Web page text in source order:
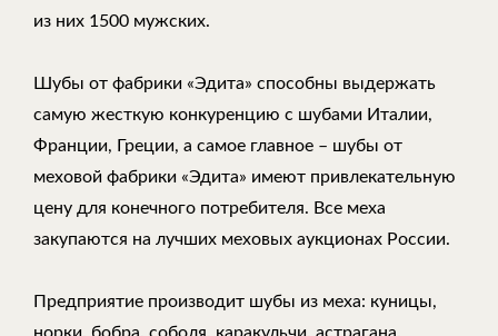
из них 1500 мужских.
Шубы от фабрики «Эдита» способны выдержать
самую жесткую конкуренцию с шубами Италии,
Франции, Греции, а самое главное – шубы от
меховой фабрики «Эдита» имеют привлекательную
цену для конечного потребителя. Все меха
закупаются на лучших меховых аукционах России.
Предприятие производит шубы из меха: куницы,